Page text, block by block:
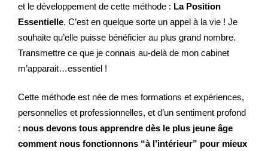
et le développement de cette méthode : La Position
Essentielle. C’est en quelque sorte un appel à la vie ! Je
souhaite qu’elle puisse bénéficier au plus grand nombre.
Transmettre ce que je connais au-delà de mon cabinet
m’apparait…essentiel !
Cette méthode est née de mes formations et expériences,
personnelles et professionnelles, et d’un sentiment profond
: nous devons tous apprendre dès le plus jeune âge
comment nous fonctionnons “à l’intérieur” pour mieux